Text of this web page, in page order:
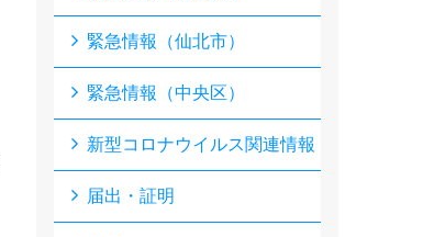
緊急情報（仙北市）
緊急情報（中央区）
新型コロナウイルス関連情報
届出・証明